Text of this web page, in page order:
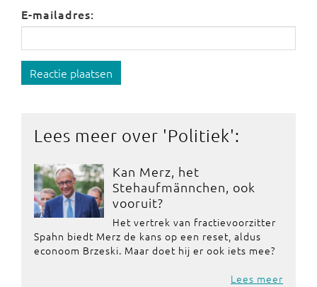
E-mailadres:
Reactie plaatsen
Lees meer over 'Politiek':
Kan Merz, het
Stehaufmännchen, ook
vooruit?
Het vertrek van fractievoorzitter
Spahn biedt Merz de kans op een reset, aldus
econoom Brzeski. Maar doet hij er ook iets mee?
Lees meer